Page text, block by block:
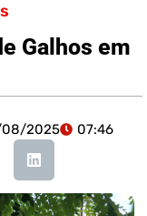
Galhos em
08/2025 07:46